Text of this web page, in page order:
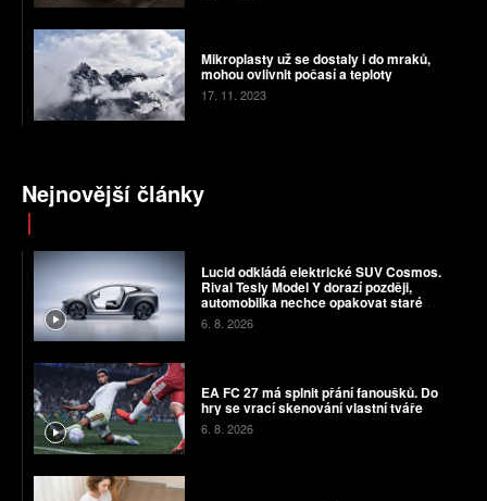
Mikroplasty už se dostaly i do mraků,
mohou ovlivnit počasí a teploty
17. 11. 2023
Nejnovější články
Lucid odkládá elektrické SUV Cosmos.
Rival Tesly Model Y dorazí později,
automobilka nechce opakovat staré
chyby
6. 8. 2026
EA FC 27 má splnit přání fanoušků. Do
hry se vrací skenování vlastní tváře
6. 8. 2026